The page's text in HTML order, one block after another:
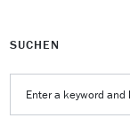
SUCHEN